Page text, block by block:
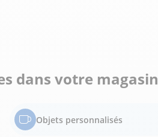
dans votre magasin
Objets personnalisés